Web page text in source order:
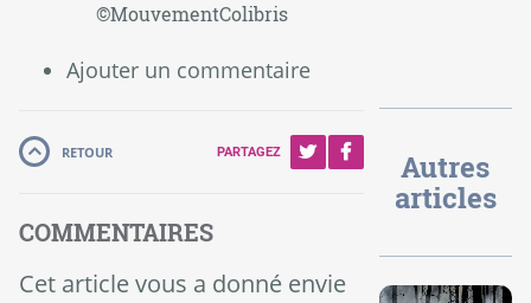
©MouvementColibris
Autres
articles
Ajouter un commentaire
RETOUR PARTAGEZ
COMMENTAIRES
Cet article vous a donné envie